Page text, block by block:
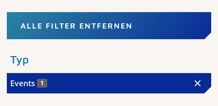
ALLE FILTER ENTFERNEN
Typ
Events 1